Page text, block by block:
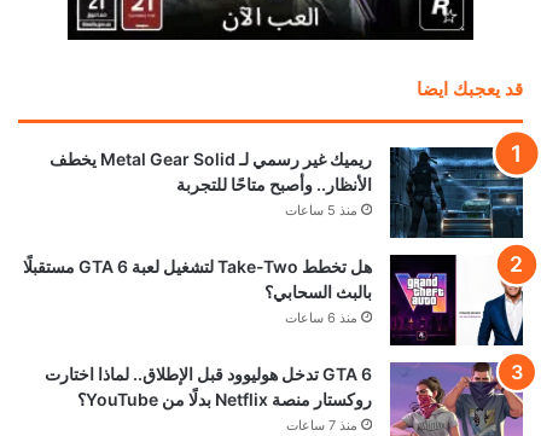
قد يعجبك ايضا
ريميك غير رسمي لـ Metal Gear Solid يخطف
الأنظار.. وأصبح متاحًا للتجربة
منذ 5 ساعات
هل تخطط Take-Two لتشغيل لعبة GTA 6 مستقبلًا
بالبث السحابي؟
منذ 6 ساعات
GTA 6 تدخل هوليوود قبل الإطلاق.. لماذا اختارت
روكستار منصة Netflix بدلًا من YouTube؟
منذ 7 ساعات